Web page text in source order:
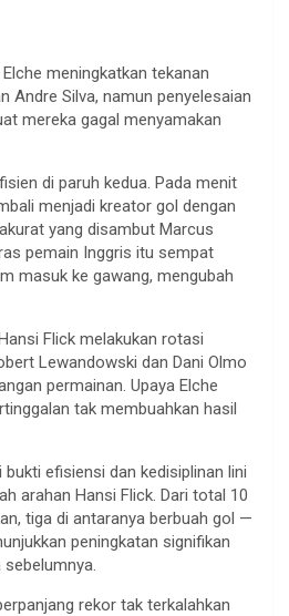
Elche meningkatkan tekanan
Andre Silva, namun penyelesaian
mereka gagal menyamakan
di paruh kedua. Pada menit
menjadi kreator gol dengan
akurat yang disambut Marcus
pemain Inggris itu sempat
masuk ke gawang, mengubah
Flick melakukan rotasi
Lewandowski dan Dani Olmo
permainan. Upaya Elche
tak membuahkan hasil
bukti efisiensi dan kedisiplinan lini
arahan Hansi Flick. Dari total 10
, tiga di antaranya berbuah gol —
peningkatan signifikan
sebelumnya.
rekor tak terkalahkan